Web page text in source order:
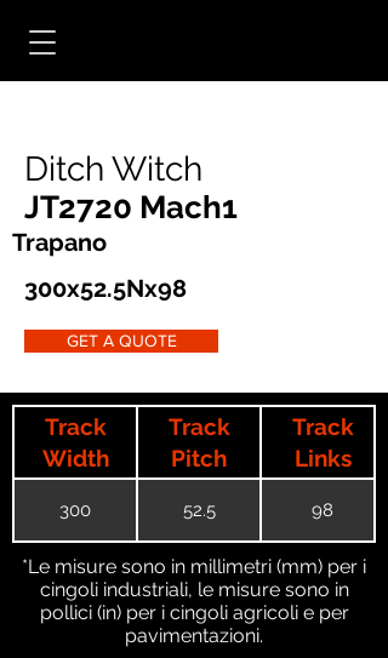
Ditch Witch
JT2720 Mach1
Trapano
300x52.5Nx98
GET A QUOTE
Track
Width
Track
Pitch
Track
Links
300 52.5 98
*Le misure sono in millimetri (mm) per i
cingoli industriali, le misure sono in
pollici (in) per i cingoli agricoli e per
pavimentazioni.